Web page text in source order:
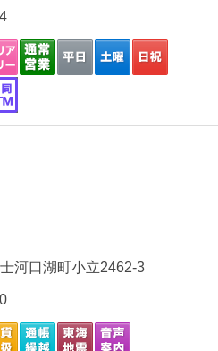
河口湖町小立2462-3